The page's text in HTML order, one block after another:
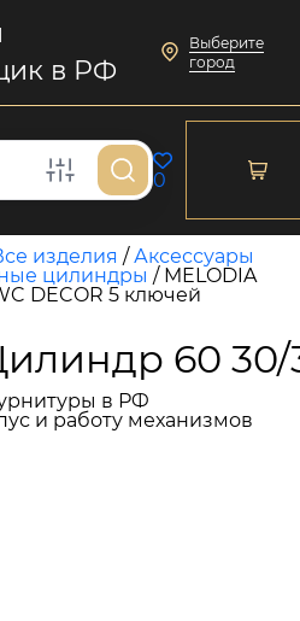
в РФ
Выберите
город
0
изделия /Аксессуары
цилиндры / MELODIA
DECOR 5 ключей
60
в РФ
и работу механизмов